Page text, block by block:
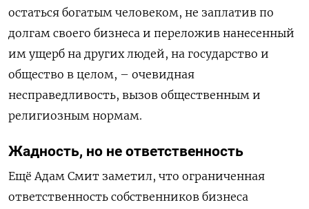
остаться богатым человеком, не заплатив по
долгам своего бизнеса и переложив нанесенный
им ущерб на других людей, на государство и
общество в целом, – очевидная
несправедливость, вызов общественным и
религиозным нормам.
Жадность, но не ответственность
Ещё Адам Смит заметил, что ограниченная
ответственность собственников бизнеса